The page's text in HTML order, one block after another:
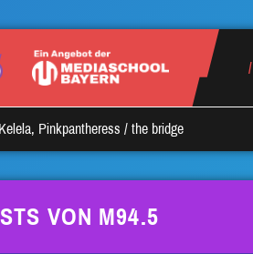
Kelela, Pinkpantheress / the bridge
VON M94.5